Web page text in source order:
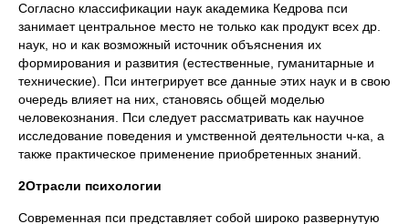
Согласно классификации наук академика Кедрова пси
занимает центральное место не только как продукт всех др.
наук, но и как возможный источник объяснения их
формирования и развития (естественные, гуманитарные и
технические). Пси интегрирует все данные этих наук и в свою
очередь влияет на них, становясь общей моделью
человекознания. Пси следует рассматривать как научное
исследование поведения и умственной деятельности ч-ка, а
также практическое применение приобретенных знаний.
2Отрасли психологии
Современная пси представляет собой широко развернутую